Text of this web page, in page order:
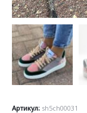
Артикул: sh5ch00031